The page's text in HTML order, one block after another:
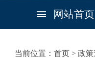
网站首页
当前位置：首页 > 政策